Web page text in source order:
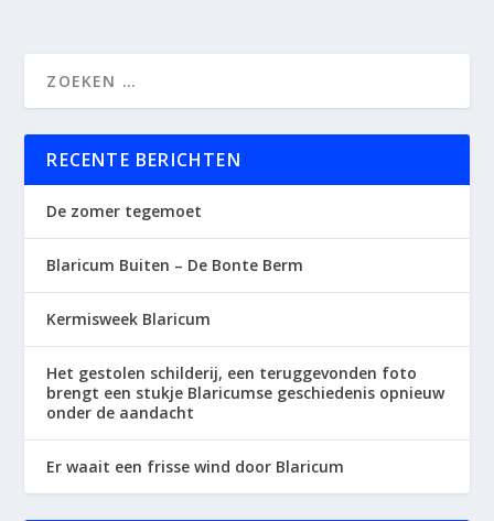
RECENTE BERICHTEN
De zomer tegemoet
Blaricum Buiten – De Bonte Berm
Kermisweek Blaricum
Het gestolen schilderij, een teruggevonden foto
brengt een stukje Blaricumse geschiedenis opnieuw
onder de aandacht
Er waait een frisse wind door Blaricum